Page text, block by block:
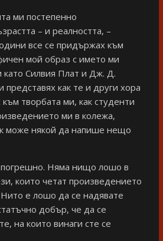
ми постепенно
– и реалността, –
все се придържах към
мой образ с името ми
като Силвия Плат и Дж. Д.
как те и други хора
творбата ми, как студенти
ми в колежа,
може някой да напише нещо
Няма нищо лошо в
които четат произведението
Нито е лошо да се надявате
добър, че да се
на които винаги сте се